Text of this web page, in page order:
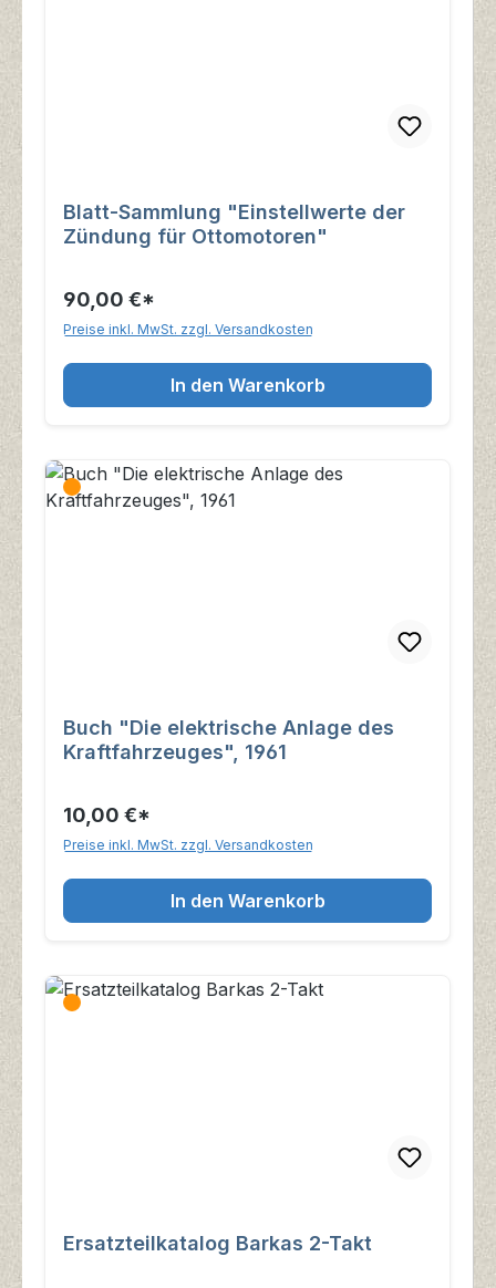
Blatt-Sammlung "Einstellwerte der
Zündung für Ottomotoren"
90,00 €*
Preise inkl. MwSt. zzgl. Versandkosten
In den Warenkorb
Buch "Die elektrische Anlage des
Kraftfahrzeuges", 1961
10,00 €*
Preise inkl. MwSt. zzgl. Versandkosten
In den Warenkorb
Ersatzteilkatalog Barkas 2-Takt